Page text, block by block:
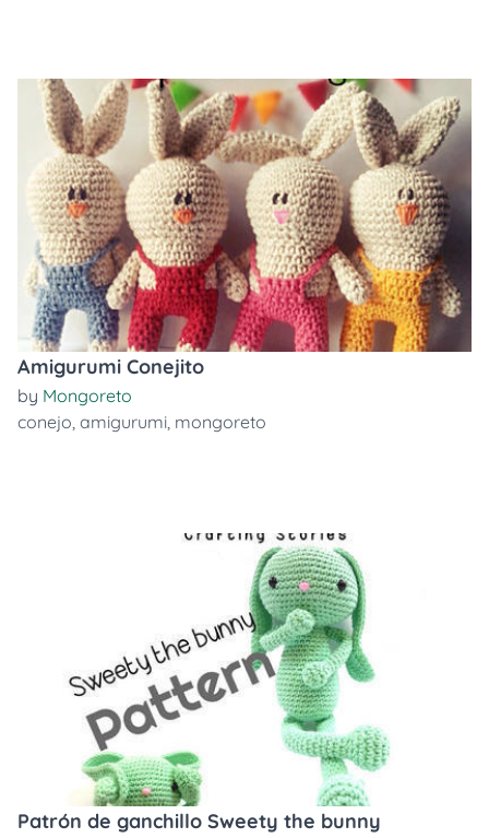
Amigurumi Conejito
by Mongoreto
conejo, amigurumi, mongoreto
Patrón de ganchillo Sweety the bunny